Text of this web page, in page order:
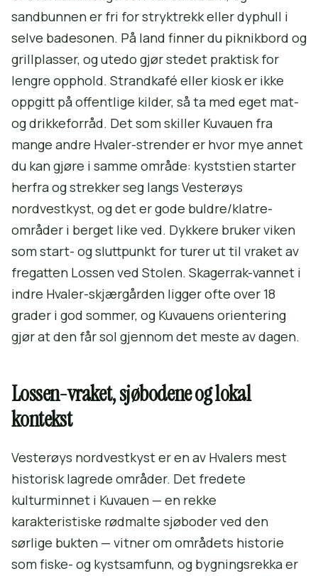
sandbunnen er fri for stryktrekk eller dyphull i
selve badesonen. På land finner du piknikbord og
grillplasser, og utedo gjør stedet praktisk for
lengre opphold. Strandkafé eller kiosk er ikke
oppgitt på offentlige kilder, så ta med eget mat-
og drikkeforråd. Det som skiller Kuvauen fra
mange andre Hvaler-strender er hvor mye annet
du kan gjøre i samme område: kyststien starter
herfra og strekker seg langs Vesterøys
nordvestkyst, og det er gode buldre/klatre-
områder i berget like ved. Dykkere bruker viken
som start- og sluttpunkt for turer ut til vraket av
fregatten Lossen ved Stolen. Skagerrak-vannet i
indre Hvaler-skjærgården ligger ofte over 18
grader i god sommer, og Kuvauens orientering
gjør at den får sol gjennom det meste av dagen.
Lossen-vraket, sjøbodene og lokal
kontekst
Vesterøys nordvestkyst er en av Hvalers mest
historisk lagrede områder. Det fredete
kulturminnet i Kuvauen — en rekke
karakteristiske rødmalte sjøboder ved den
sørlige bukten — vitner om områdets historie
som fiske- og kystsamfunn, og bygningsrekka er